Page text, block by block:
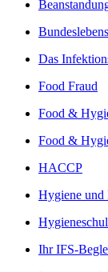
Das
Food Fraud
Food &
Food &
HACCP
Hygiene und
Ihr IFS-